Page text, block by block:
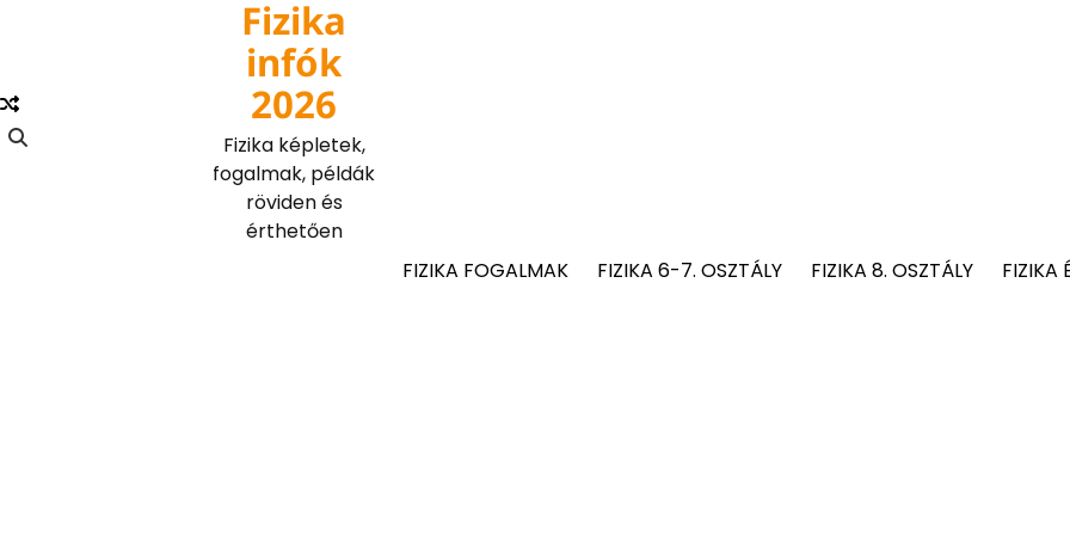
Fizika
infók
2026
Fizika képletek,
fogalmak, példák
röviden és
érthetően
FIZIKA FOGALMAK
FIZIKA 6-7. OSZTÁLY FIZIKA 8. OSZTÁLY FIZIKA